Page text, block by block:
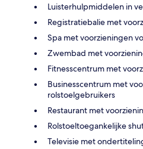
Luisterhulpmiddelen in
Registratiebalie met
Spa met voorzieningen
Zwembad met
Fitnesscentrum met
Businesscentrum met
rolstoelgebruikers
Restaurant met
Rolstoeltoegankelijke
Televisie met